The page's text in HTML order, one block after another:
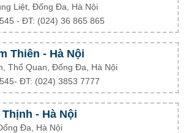
Liệt, Đống Đa, Hà Nội
- ĐT: (024) 36 865 865
Thiên - Hà Nội
Thổ Quan, Đống Đa, Hà Nội
ĐT: (024) 3853 7777
- Hà Nội
Đa, Hà Nội